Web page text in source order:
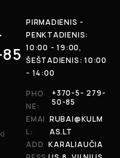
PIRMADIENIS -
PENKTADIENIS:
10:00 - 19:00,
ŠEŠTADIENIS: 10:00
- 14:00
PHO
NE:
+370-5- 279-
50-85
EMAI
L:
RUBAI@KULM
AS.LT
ADD KARALIAUČIA